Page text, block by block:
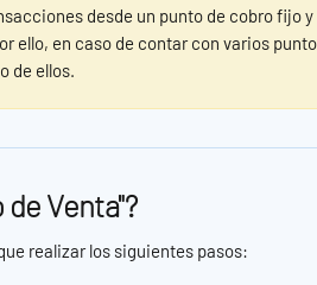
desde un punto de cobro fijo
ello, en caso de contar con varios
de ellos.
Venta"?
realizar los siguientes pasos: